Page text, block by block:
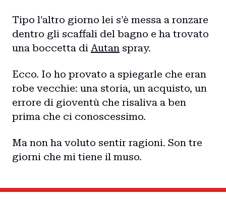
Tipo l'altro giorno lei s'è messa a ronzare
dentro gli scaffali del bagno e ha trovato
una boccetta di Autan spray.
Ecco. Io ho provato a spiegarle che eran
robe vecchie: una storia, un acquisto, un
errore di gioventù che risaliva a ben
prima che ci conoscessimo.
Ma non ha voluto sentir ragioni. Son tre
giorni che mi tiene il muso.